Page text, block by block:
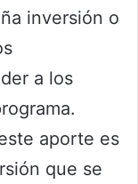
inversión o
a los
aporte es
que se